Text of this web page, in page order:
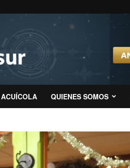
QUIENES SOMOS